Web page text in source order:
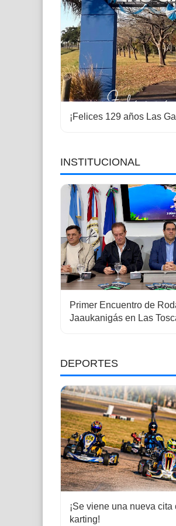
¡Felices 129 años Las
INSTITUCIONAL
Primer Encuentro de
Jaaukanigás en Las
DEPORTES
¡Se viene una nueva cita
karting!